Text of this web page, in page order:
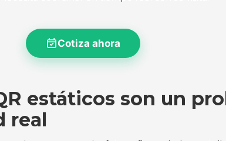
Cotiza ahora
estáticos son un
real